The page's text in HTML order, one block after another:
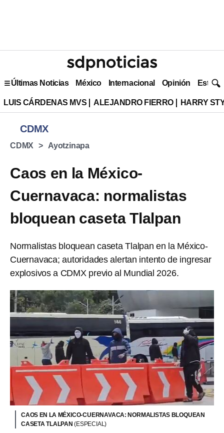
Últimas Noticias México Internacional Opinión Estilo
LUIS CÁRDENAS MVS ALEJANDRO FIERRO HARRY
CDMX
CDMX Ayotzinapa
Caos en la México-
Cuernavaca: normalistas
bloquean caseta Tlalpan
Normalistas bloquean caseta Tlalpan en la México-
Cuernavaca; autoridades alertan intento de ingresar
explosivos a CDMX previo al Mundial 2026.
CAOS EN LA MÉXICO-CUERNAVACA: NORMALISTAS BLOQUEAN
CASETA TLALPAN(ESPECIAL)